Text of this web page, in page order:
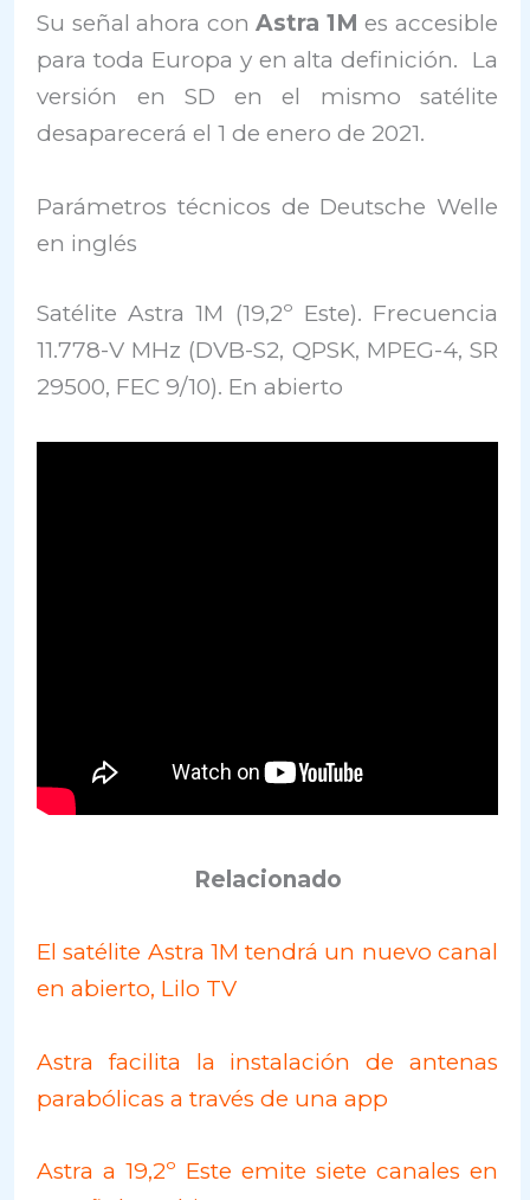
Su señal ahora conAstra 1M es accesible
para toda Europa y en alta definición. La
versión en SD en el mismo satélite
desaparecerá el 1 de enero de 2021.
Parámetros técnicos de Deutsche Welle
en inglés
Satélite Astra 1M (19,2º Este). Frecuencia
11.778-V MHz (DVB-S2, QPSK, MPEG-4, SR
29500, FEC 9/10). En abierto
Relacionado
El satélite Astra 1M tendrá un nuevo canal
en abierto, Lilo TV
Astra facilita la instalación de antenas
parabólicas a través de una app
Astra a 19,2º Este emite siete canales en